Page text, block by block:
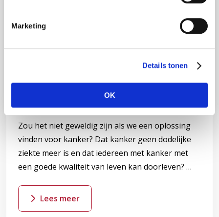
c
Marketing
Details tonen
OK
Zou het niet geweldig zijn als we een oplossing
vinden voor kanker? Dat kanker geen dodelijke
ziekte meer is en dat iedereen met kanker met
een goede kwaliteit van leven kan doorleven? …
Lees meer